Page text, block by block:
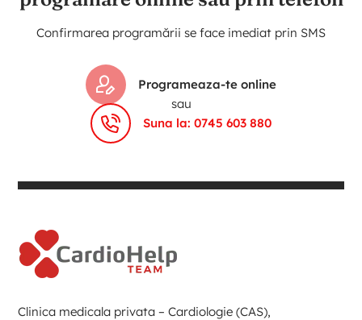
Confirmarea programării se face imediat prin SMS
Programeaza-te online
sau
Suna la: 0745 603 880
Clinica medicala privata – Cardiologie (CAS),